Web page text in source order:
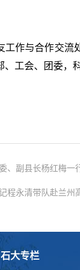
工作与合作交流
、工会、团委，
、副县长杨红梅一
程永清带队赴兰州
石大专栏